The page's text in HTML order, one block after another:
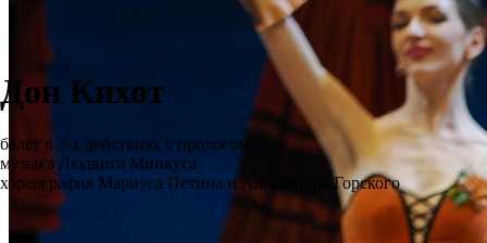
Дон Кихот
балет в 3-х действиях с прологом
музыка Людвига Минкуса
хореография Мариуса Петипа и Александра Горского